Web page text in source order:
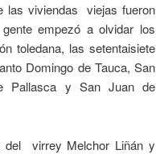
las viviendas viejas fueron
empezó a olvidar los
toledana, las setentaisiete
Domingo de Tauca, San
Pallasca y San Juan de
del
virrey Melchor Liñán y